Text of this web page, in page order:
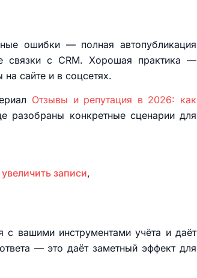
ошибки — полная автопубликация
связки с CRM. Хорошая практика —
сайте и в соцсетях.
Отзывы и репутация в 2026: как
разобраны конкретные сценарии для
записи,
с вашими инструментами учёта и даёт
— это даёт заметный эффект для